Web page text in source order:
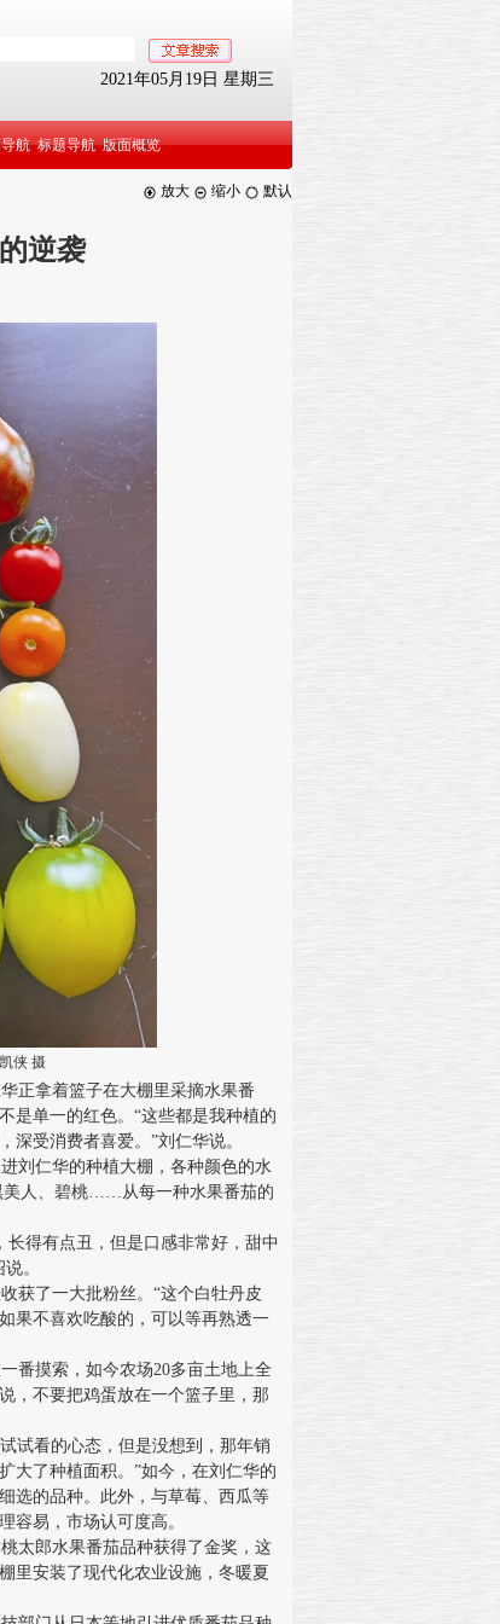
2021年05月19日 星期三
航 标题导航 版面概览
放大 缩小 默认
逆袭
侠 摄
正拿着篮子在大棚里采摘水果番
是单一的红色。“这些都是我种植的
深受消费者喜爱。”刘仁华说。
刘仁华的种植大棚，各种颜色的水
美人、碧桃……从每一种水果番茄的
得有点丑，但是口感非常好，甜中
。
获了一大批粉丝。“这个白牡丹皮
果不喜欢吃酸的，可以等再熟透一
番摸索，如今农场20多亩土地上全
，不要把鸡蛋放在一个篮子里，那
试看的心态，但是没想到，那年销
大了种植面积。”如今，在刘仁华的
选的品种。此外，与草莓、西瓜等
容易，市场认可度高。
太郎水果番茄品种获得了金奖，这
里安装了现代化农业设施，冬暖夏